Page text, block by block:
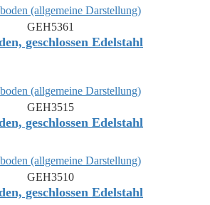
GEH5361
geschlossen Edelstahl
GEH3515
geschlossen Edelstahl
GEH3510
geschlossen Edelstahl